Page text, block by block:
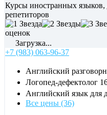
Курсы иностранных языков,
репетиторов
оценок
Загрузка...
+7 (983) 063-96-37
Английский
Логопед-дефектолог
Английский язык для
Все цены (36)